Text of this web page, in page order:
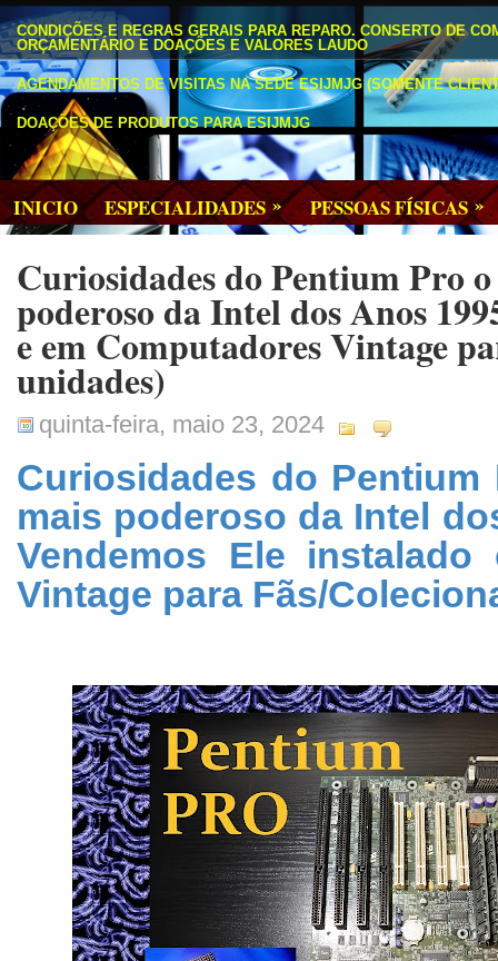
CONDIÇÕES E REGRAS GERAIS PARA REPARO. CONSERTO DE
ORÇAMENTÁRIO E DOAÇÕES E VALORES LAUDO
AGENDAMENTOS DE VISITAS NA SEDE ESIJMJG (SOMENTE
DOAÇÕES DE PRODUTOS PARA ESIJMJG
INICIO ESPECIALIDADES » PESSOAS FÍSICAS »
Curiosidades do Pentium Pro
poderoso da Intel dos Anos
e em Computadores Vintage
unidades)
quinta-feira, maio 23, 2024
Curiosidades do
mais poderoso da Intel
Vendemos Ele instalado
Vintage para Fãs/